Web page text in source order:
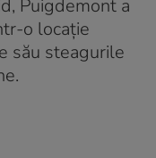
Puigdemont a
o locație
său steagurile